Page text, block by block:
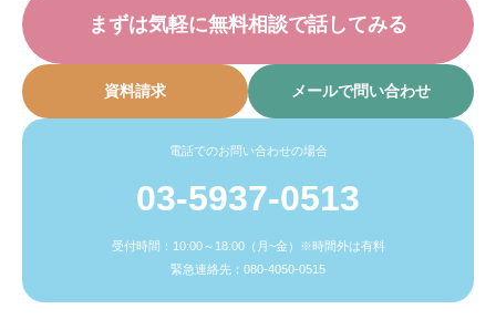
まずは気軽に無料相談で話してみる
資料請求 メールで問い合わせ
電話でのお問い合わせの場合
03-5937-0513
受付時間：10:00～18:00（月~金）※時間外は有料
緊急連絡先：080-4050-0515